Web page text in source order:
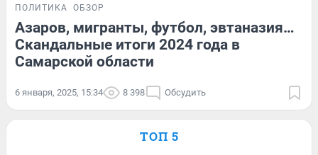
ПОЛИТИКА ОБЗОР
Азаров, мигранты, футбол, эвтаназия…
Скандальные итоги 2024 года в
Самарской области
6 января, 2025, 15:34 8 398 Обсудить
ТОП 5